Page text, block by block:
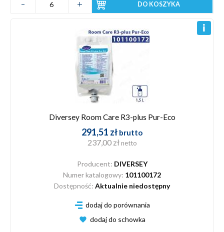
DO KOSZYKA
Diversey Room Care R3-plus Pur-Eco
291,51 zł brutto
237,00 zł netto
Producent: DIVERSEY
Numer katalogowy: 101100172
Dostępność: Aktualnie niedostępny
dodaj do porównania
dodaj do schowka